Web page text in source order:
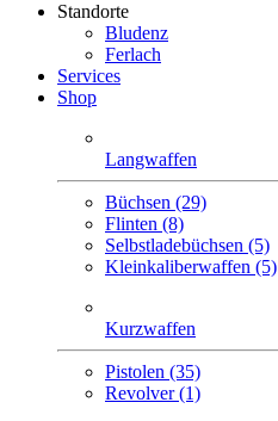
Standorte
Bludenz
Ferlach
Services
Shop
Langwaffen
Büchsen (29)
Flinten (8)
Selbstlade­büchsen (5)
Klein­kaliber­waffen (5)
Kurzwaffen
Pistolen (35)
Revolver (1)